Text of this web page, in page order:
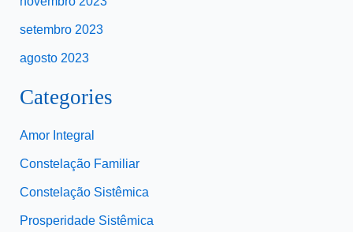
setembro 2023
agosto 2023
Categories
Amor Integral
Constelação Familiar
Constelação Sistêmica
Prosperidade Sistêmica